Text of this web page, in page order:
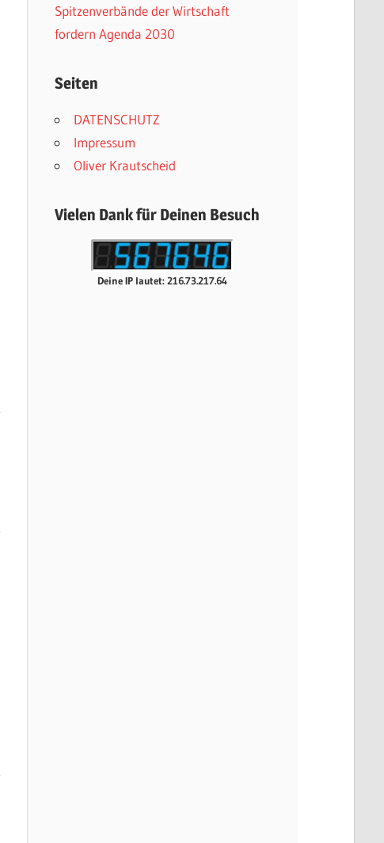
Spitzenverbände der Wirtschaft
fordern Agenda 2030
Seiten
DATENSCHUTZ
Impressum
Oliver Krautscheid
Vielen Dank für Deinen Besuch
Deine IP lautet: 216.73.217.64